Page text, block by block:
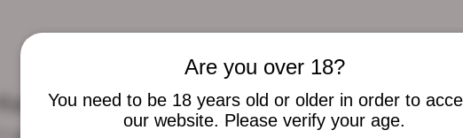
Are you over 18?
You need to be 18 years old or older in order to
our website. Please verify your age.
Keegan Clark